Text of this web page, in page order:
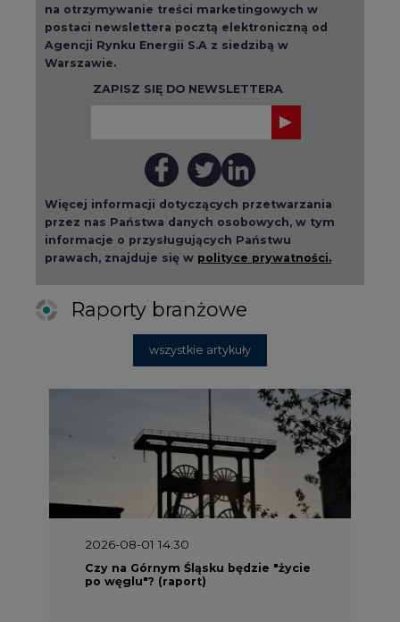
ZAPISZ SIĘ DO NEWSLETTERA
Więcej informacji dotyczących przetwarzania
przez nas Państwa danych osobowych, w tym
informacje o przysługujących Państwu
prawach, znajduje się w polityce prywatności.
Raporty branżowe
2026-08-01 14:30
Czy na Górnym Śląsku będzie "życie
po węglu"? (raport)